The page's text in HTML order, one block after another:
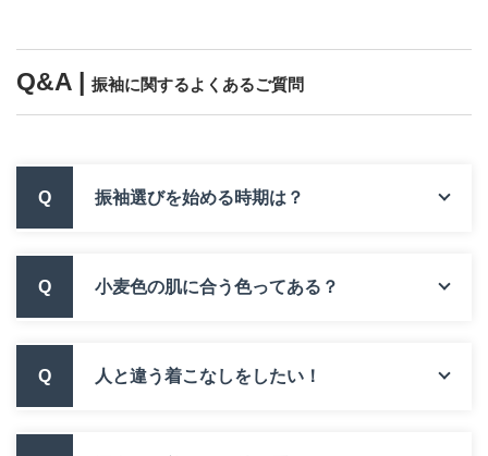
Q&A | 振袖に関するよくあるご質問
Q 振袖選びを始める時期は？
Q 小麦色の肌に合う色ってある？
Q 人と違う着こなしをしたい！